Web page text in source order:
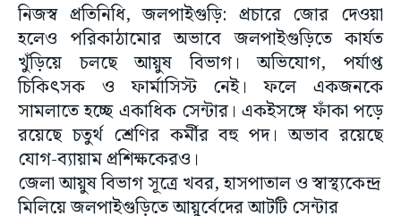
নিজস্ব প্রতিনিধি, জলপাইগুড়ি: প্রচারে জোর দেওয়া
হলেও পরিকাঠামোর অভাবে জলপাইগুড়িতে কার্যত
খুঁড়িয়ে চলছে আয়ুষ বিভাগ। অভিযোগ, পর্যাপ্ত
চিকিৎসক ও ফার্মাসিস্ট নেই। ফলে একজনকে
সামলাতে হচ্ছে একাধিক সেন্টার। একইসঙ্গে ফাঁকা পড়ে
রয়েছে চতুর্থ শ্রেণির কর্মীর বহু পদ। অভাব রয়েছে
যোগ-ব্যায়াম প্রশিক্ষকেরও।
জেলা আয়ুষ বিভাগ সূত্রে খবর, হাসপাতাল ও স্বাস্থ্যকেন্দ্র
মিলিয়ে জলপাইগুড়িতে আয়ুর্বেদের আটটি সেন্টার